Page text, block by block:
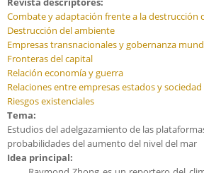
Combate y adaptación frente a la destrucción
Destrucción del ambiente
Empresas transnacionales y gobernanza
Fronteras del capital
Relación economía y guerra
Relaciones entre empresas estados y sociedad
Riesgos existenciales
Tema:
Estudios del adelgazamiento de las
probabilidades del aumento del nivel del mar
Idea principal: